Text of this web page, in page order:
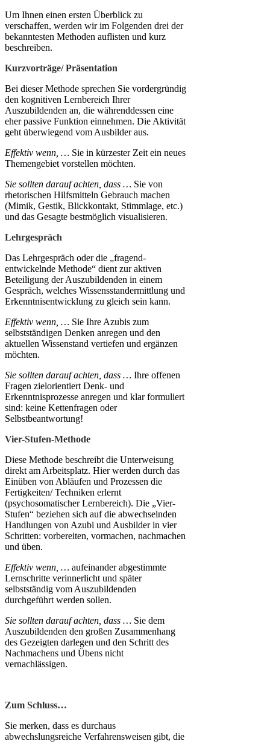
Um Ihnen einen ersten Überblick zu
verschaffen, werden wir im Folgenden drei der
bekanntesten Methoden auflisten und kurz
beschreiben.
Kurzvorträge/ Präsentation
Bei dieser Methode sprechen Sie vordergründig
den kognitiven Lernbereich Ihrer
Auszubildenden an, die währenddessen eine
eher passive Funktion einnehmen. Die Aktivität
geht überwiegend vom Ausbilder aus.
Effektiv wenn, … Sie in kürzester Zeit ein neues
Themengebiet vorstellen möchten.
Sie sollten darauf achten, dass … Sie von
rhetorischen Hilfsmitteln Gebrauch machen
(Mimik, Gestik, Blickkontakt, Stimmlage, etc.)
und das Gesagte bestmöglich visualisieren.
Lehrgespräch
Das Lehrgespräch oder die „fragend-
entwickelnde Methode“ dient zur aktiven
Beteiligung der Auszubildenden in einem
Gespräch, welches Wissensstandermittlung und
Erkenntnisentwicklung zu gleich sein kann.
Effektiv wenn, … Sie Ihre Azubis zum
selbstständigen Denken anregen und den
aktuellen Wissenstand vertiefen und ergänzen
möchten.
Sie sollten darauf achten, dass … Ihre offenen
Fragen zielorientiert Denk- und
Erkenntnisprozesse anregen und klar formuliert
sind: keine Kettenfragen oder
Selbstbeantwortung!
Vier-Stufen-Methode
Diese Methode beschreibt die Unterweisung
direkt am Arbeitsplatz. Hier werden durch das
Einüben von Abläufen und Prozessen die
Fertigkeiten/ Techniken erlernt
(psychosomatischer Lernbereich). Die „Vier-
Stufen“ beziehen sich auf die abwechselnden
Handlungen von Azubi und Ausbilder in vier
Schritten: vorbereiten, vormachen, nachmachen
und üben.
Effektiv wenn, … aufeinander abgestimmte
Lernschritte verinnerlicht und später
selbstständig vom Auszubildenden
durchgeführt werden sollen.
Sie sollten darauf achten, dass … Sie dem
Auszubildenden den großen Zusammenhang
des Gezeigten darlegen und den Schritt des
Nachmachens und Übens nicht
vernachlässigen.
Zum Schluss…
Sie merken, dass es durchaus
abwechslungsreiche Verfahrensweisen gibt, die